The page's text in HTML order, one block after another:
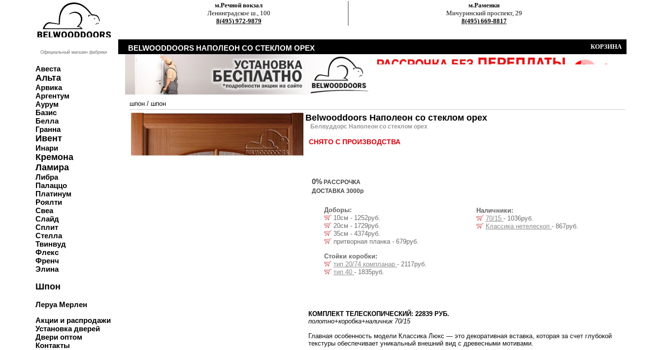
Официальный магазин фабрики
Авеста
Альта
Арвика
Аргентум
Аурум
Базис
Белла
Гранна
Ивент
Инари
Кремона
Ламира
Либра
Палаццо
Платинум
Роялти
Свеа
Слайд
Сплит
Стелла
Твинвуд
Флекс
Френч
Элина
Шпон
Леруа Мерлен
Акции и распродажи
Установка дверей
Двери оптом
Контакты
м.Речной вокзал
Ленинградское ш., 100
8(495) 972-9879
м.Раменки
Мичуринский проспект, 29
8(495) 669-8817
КОРЗИНА
BELWOODDOORS НАПОЛЕОН СО СТЕКЛОМ ОРЕХ
шпон / шпон
Belwooddoors Наполеон со стеклом орех
Белвуддорс Наполеон со стеклом орех
СНЯТО С ПРОИЗВОДСТВА
0% РАССРОЧКА
ДОСТАВКА 3000р
Доборы:
10см - 1252руб.
20см - 1729руб.
35см - 4374руб.
притворная планка - 679руб.
Стойки коробки:
тип 20/74 компланар - 2117руб.
тип 40 - 1835руб.
Наличники:
70/15 - 1036руб.
Классика нетелескоп - 867руб.
КОМПЛЕКТ ТЕЛЕСКОПИЧЕСКИЙ: 22839 РУБ.
полотно+коробка+наличник 70/15
Главная особенность модели Классика Люкс — это декоративная вставка, которая за счет глубокой
текстуры обеспечивает уникальный внешний вид с древесными мотивами.